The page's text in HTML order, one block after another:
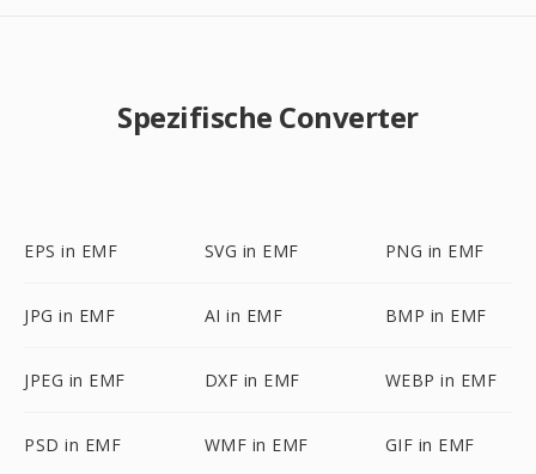
Spezifische Converter
EPS in EMF SVG in EMF PNG in EMF
JPG in EMF AI in EMF BMP in EMF
JPEG in EMF DXF in EMF WEBP in EMF
PSD in EMF WMF in EMF GIF in EMF